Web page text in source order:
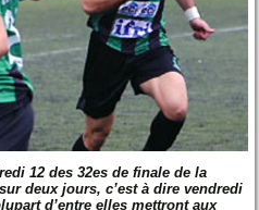
12 des 32es de finale de la
deux jours, c’est à dire vendredi
d’entre elles mettront aux